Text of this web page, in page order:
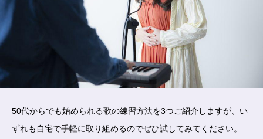
50代からでも始められる歌の練習方法を3つご紹介しますが、い
ずれも自宅で手軽に取り組めるのでぜひ試してみてください。